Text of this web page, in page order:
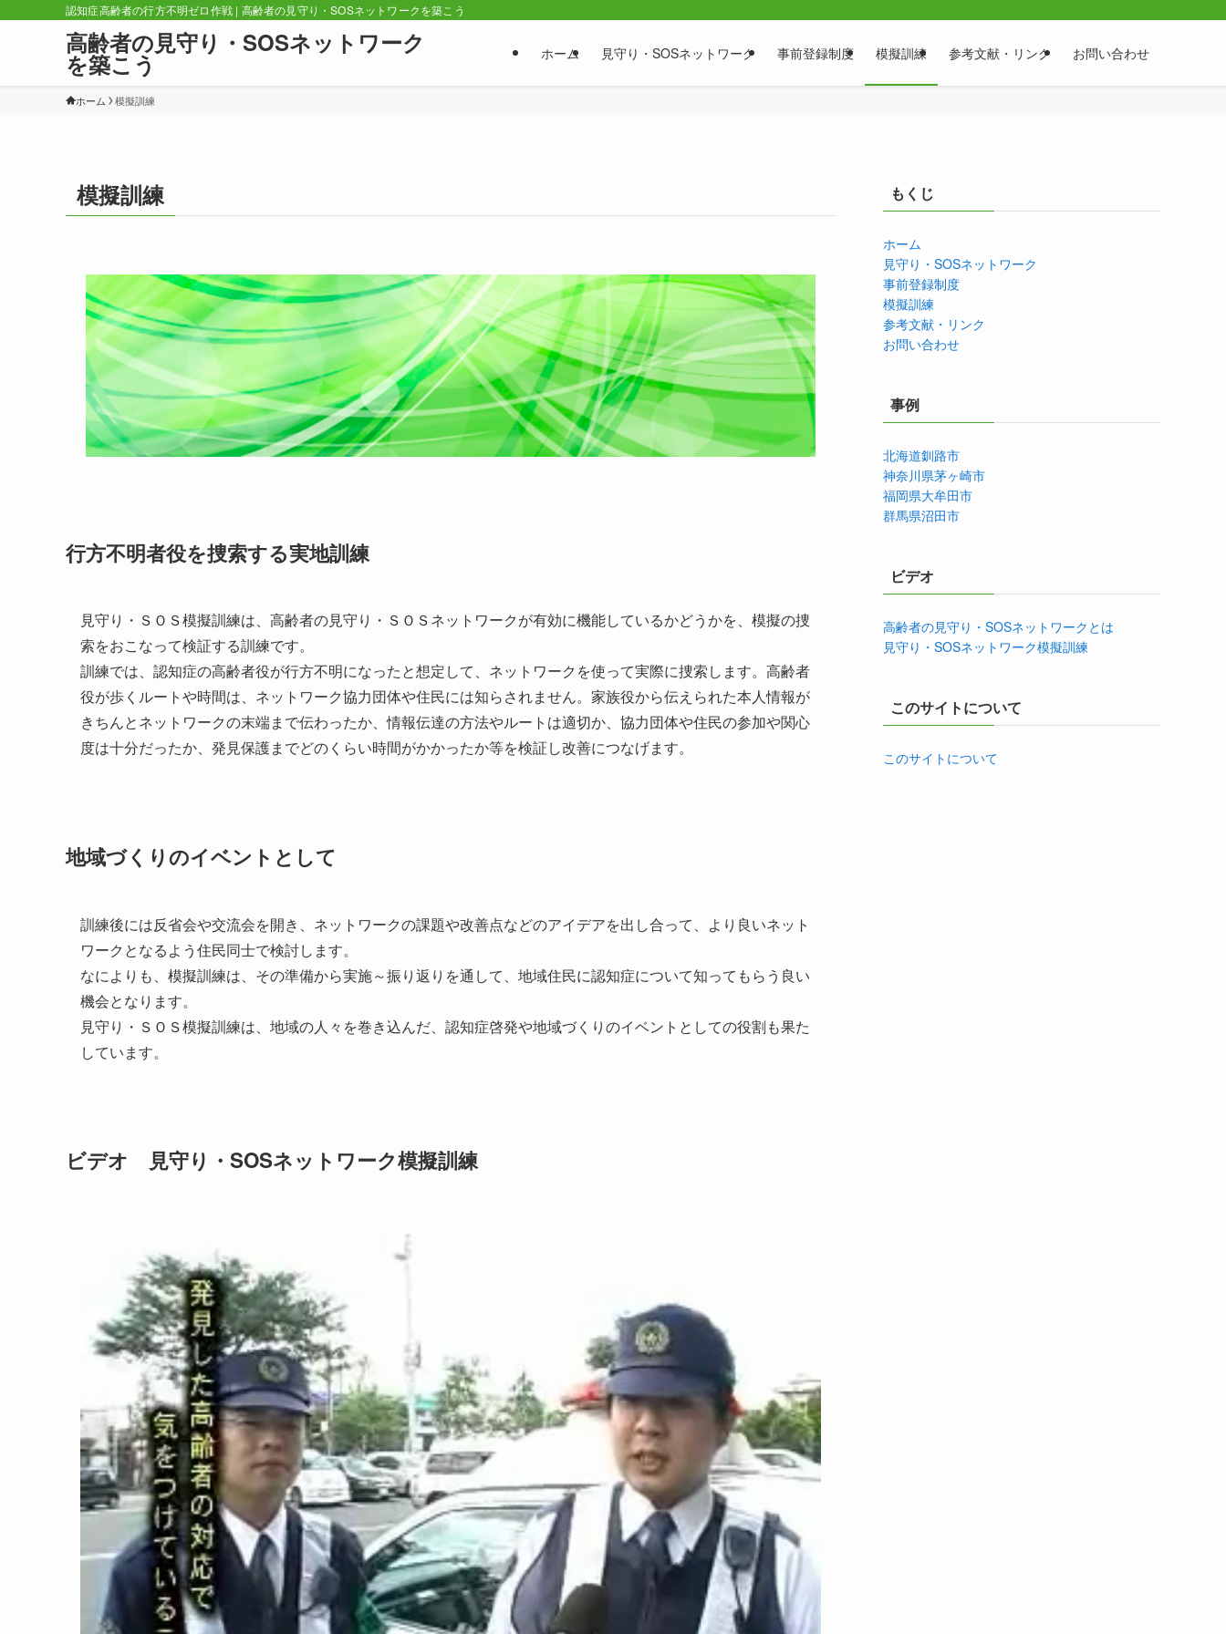
認知症高齢者の行方不明ゼロ作戦 | 高齢者の見守り・SOSネットワークを築こう
高齢者の見守り・SOSネットワーク
を築こう ホーム 見守り・SOSネットワーク 事前登録制度 模擬訓練 参考文献・リンク お問い合わせ
ホーム 模擬訓練
模擬訓練
行方不明者役を捜索する実地訓練
見守り・ＳＯＳ模擬訓練は、高齢者の見守り・ＳＯＳネットワークが有効に機能しているかどうかを、模擬の捜
索をおこなって検証する訓練です。
訓練では、認知症の高齢者役が行方不明になったと想定して、ネットワークを使って実際に捜索します。高齢者
役が歩くルートや時間は、ネットワーク協力団体や住民には知らされません。家族役から伝えられた本人情報が
きちんとネットワークの末端まで伝わったか、情報伝達の方法やルートは適切か、協力団体や住民の参加や関心
度は十分だったか、発見保護までどのくらい時間がかかったか等を検証し改善につなげます。
地域づくりのイベントとして
訓練後には反省会や交流会を開き、ネットワークの課題や改善点などのアイデアを出し合って、より良いネット
ワークとなるよう住民同士で検討します。
なによりも、模擬訓練は、その準備から実施～振り返りを通して、地域住民に認知症について知ってもらう良い
機会となります。
見守り・ＳＯＳ模擬訓練は、地域の人々を巻き込んだ、認知症啓発や地域づくりのイベントとしての役割も果た
しています。
ビデオ 見守り・SOSネットワーク模擬訓練
もくじ
ホーム
見守り・SOSネットワーク
事前登録制度
模擬訓練
参考文献・リンク
お問い合わせ
事例
北海道釧路市
神奈川県茅ヶ崎市
福岡県大牟田市
群馬県沼田市
ビデオ
高齢者の見守り・SOSネットワークとは
見守り・SOSネットワーク模擬訓練
このサイトについて
このサイトについて